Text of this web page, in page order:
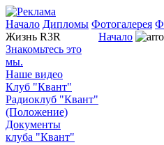
Начало Дипломы Фотогалерея
Жизнь R3R
Знакомьтесь это
мы.
Наше видео
Клуб "Квант"
Радиоклуб "Квант"
(Положение)
Документы
клуба "Квант"
Начало